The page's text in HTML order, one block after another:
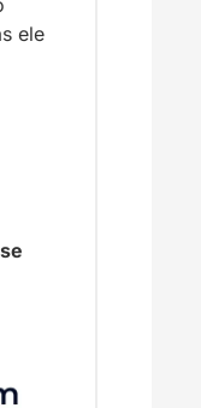
ele